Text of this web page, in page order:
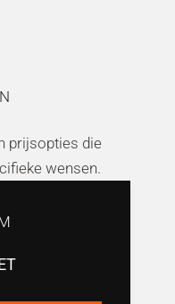
prijsopties die
wensen.